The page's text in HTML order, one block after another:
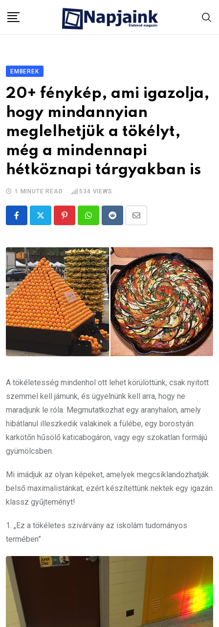
EMBEREK
20+ fénykép, ami igazolja,
hogy mindannyian
meglelhetjük a tökélyt,
még a mindennapi
hétköznapi tárgyakban is
1 MINUTE READ 534 VIEWS
PinterestWhatsappRedditShare
Email
A tökéletesség mindenhol ott lehet körülöttünk, csak nyitott
szemmel kell járnunk, és ügyelnünk kell arra, hogy ne
maradjunk le róla. Megmutatkozhat egy aranyhalon, amely
hibátlanul illeszkedik valakinek a fülébe, egy borostyán
karkötőn hűsölő katicabogáron, vagy egy szokatlan formájú
gyümölcsben.
Mi imádjuk az olyan képeket, amelyek megcsiklandozhatják
belső maximalistánkat, ezért készítettünk nektek egy igazán
klassz gyűjteményt!
1. „Ez a tökéletes szivárvány az iskolám tudományos
termében”